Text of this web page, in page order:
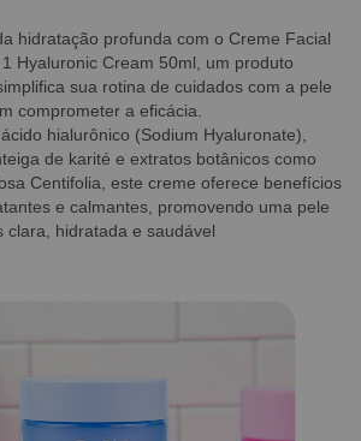
hidratação profunda com o Creme Facial
Hyaluronic Cream 50ml, um produto
sua rotina de cuidados com a pele
comprometer a eficácia.
hialurônico (Sodium Hyaluronate),
de karité e extratos botânicos como
Centifolia, este creme oferece benefícios
e calmantes, promovendo uma pele
clara, hidratada e saudável